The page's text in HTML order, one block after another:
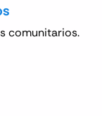
comunitarios.